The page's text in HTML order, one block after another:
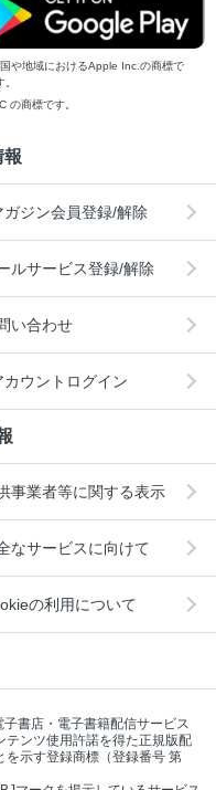
や地域におけるApple Inc.の商標で
の商標です。
報
ガジン会員登録/解除
ルサービス登録/解除
い合わせ
カウントログイン
事業者等に関する表示
なサービスに向けて
の利用について
書店・電子書籍配信サービス
テンツ使用許諾を得た正規版配
を示す登録商標（登録番号 第